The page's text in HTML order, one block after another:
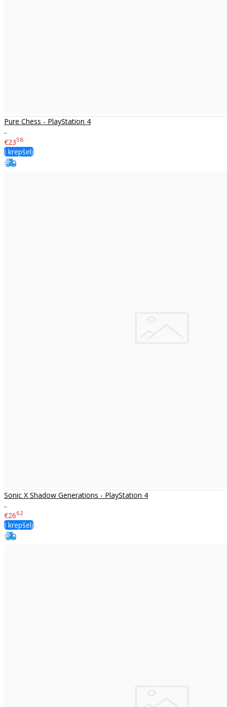
Pure Chess - PlayStation 4
..
€2358
Į krepšelį
Sonic X Shadow Generations - PlayStation 4
..
€2662
Į krepšelį